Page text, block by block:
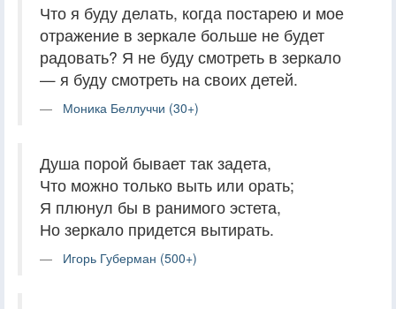
Что я буду делать, когда постарею и мое
отражение в зеркале больше не будет
радовать? Я не буду смотреть в зеркало
— я буду смотреть на своих детей.
Моника Беллуччи (30+)
Душа порой бывает так задета,
Что можно только выть или орать;
Я плюнул бы в ранимого эстета,
Но зеркало придется вытирать.
Игорь Губерман (500+)